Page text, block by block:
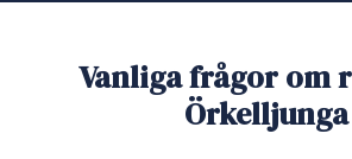
Vanliga frågor om
Örkelljunga